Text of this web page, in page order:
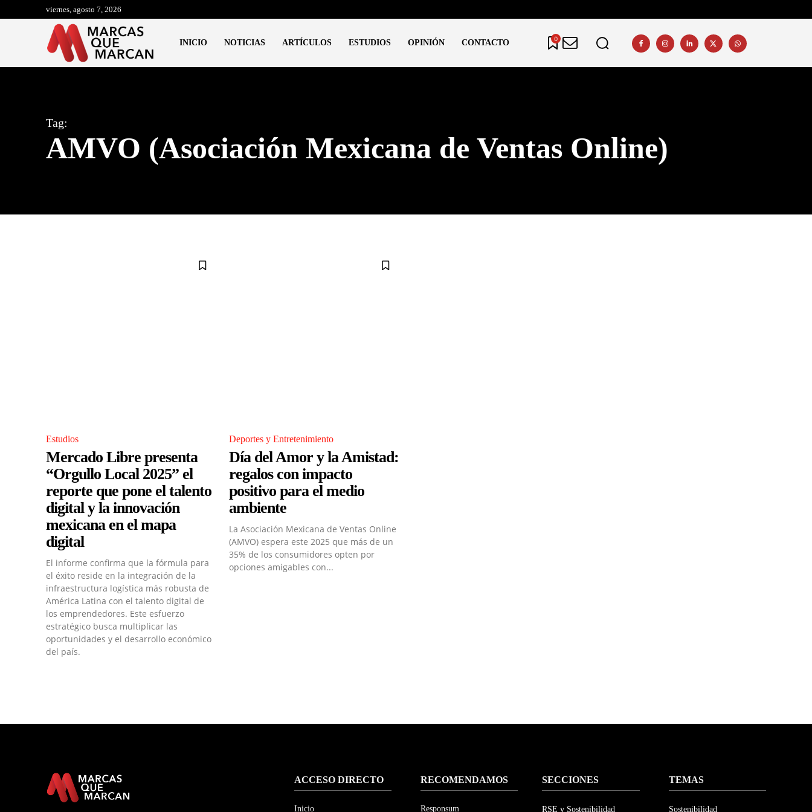
viernes, agosto 7, 2026
INICIO NOTICIAS ARTÍCULOS ESTUDIOS OPINIÓN CONTACTO 0
Tag:
AMVO (Asociación Mexicana de Ventas Online)
Estudios
Mercado Libre presenta
“Orgullo Local 2025” el
reporte que pone el talento
digital y la innovación
mexicana en el mapa
digital
El informe confirma que la fórmula para
el éxito reside en la integración de la
infraestructura logística más robusta de
América Latina con el talento digital de
los emprendedores. Este esfuerzo
estratégico busca multiplicar las
oportunidades y el desarrollo económico
del país.
Deportes y Entretenimiento
Día del Amor y la Amistad:
regalos con impacto
positivo para el medio
ambiente
La Asociación Mexicana de Ventas Online
(AMVO) espera este 2025 que más de un
35% de los consumidores opten por
opciones amigables con...
ACCESO DIRECTO
Inicio
RECOMENDAMOS
Responsum
SECCIONES
RSE y Sostenibilidad
TEMAS
Sostenibilidad